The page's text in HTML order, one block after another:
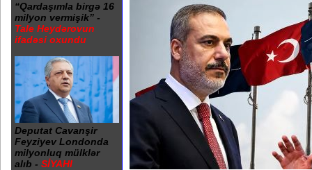
“Qardaşımla birgə 16
milyon vermişik” -
Tale Heydərovun
ifadəsi oxundu
Deputat Cavanşir
Feyziyev Londonda
milyonluq mülklər
alıb - SİYAHI